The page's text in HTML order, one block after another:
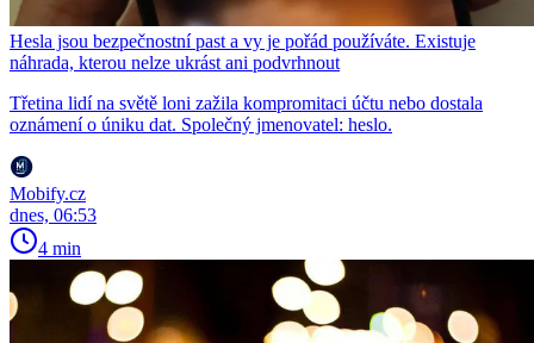
Hesla jsou bezpečnostní past a vy je pořád používáte. Existuje
náhrada, kterou nelze ukrást ani podvrhnout
Třetina lidí na světě loni zažila kompromitaci účtu nebo dostala
oznámení o úniku dat. Společný jmenovatel: heslo.
Mobify.cz
dnes, 06:53
4 min